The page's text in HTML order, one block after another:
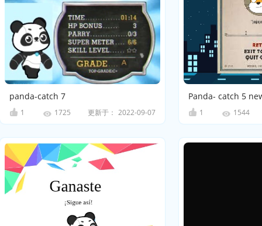
panda-catch 7
1 1725 更新于： 2022-09-07
Panda- catch 5
1 1544